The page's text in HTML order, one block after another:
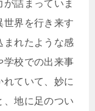
詰まっていま
世界を行き来す
まれたような感
学校での出来事
れていて、妙に
、地に足のつい